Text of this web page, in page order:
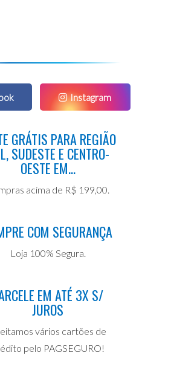
Instagram
GRÁTIS PARA REGIÃO
SUDESTE E CENTRO-
OESTE EM...
acima de R$ 199,00.
COM SEGURANÇA
Loja 100% Segura.
EM ATÉ 3X S/
JUROS
vários cartões de
pelo PAGSEGURO!